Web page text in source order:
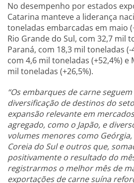
No desempenho por estados
Catarina manteve a liderança
toneladas embarcadas em maio
Rio Grande do Sul, com 32,7 mil
Paraná, com 18,3 mil toneladas
com 4,6 mil toneladas (+52,4%) e
mil toneladas (+26,5%).
“Os embarques de carne
diversificação de destinos do
expansão relevante em
agregado, como o Japão, e
volumes menores como
Coreia do Sul e outros que,
positivamente o resultado do
registrarmos o melhor mês de
exportações de carne suína